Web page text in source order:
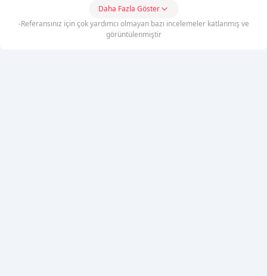
Daha Fazla Göster
-Referansınız için çok yardımcı olmayan bazı incelemeler katlanmış ve
görüntülenmiştir